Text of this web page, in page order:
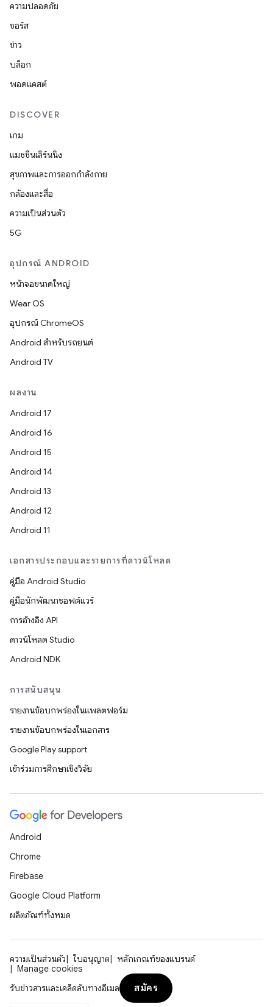
ความปลอดภัย
ซอร์ส
ข่าว
บล็อก
พอดแคสต์
DISCOVER
เกม
แมชชีนเลิร์นนิง
สุขภาพและการออกกำลังกาย
กล้องและสื่อ
ความเป็นส่วนตัว
5G
อุปกรณ์ ANDROID
หน้าจอขนาดใหญ่
Wear OS
อุปกรณ์ ChromeOS
Android สำหรับรถยนต์
Android TV
ผลงาน
Android 17
Android 16
Android 15
Android 14
Android 13
Android 12
Android 11
เอกสารประกอบและรายการที่ดาวน์โหลด
คู่มือ Android Studio
คู่มือนักพัฒนาซอฟต์แวร์
การอ้างอิง API
ดาวน์โหลด Studio
Android NDK
การสนับสนุน
รายงานข้อบกพร่องในแพลตฟอร์ม
รายงานข้อบกพร่องในเอกสาร
Google Play support
เข้าร่วมการศึกษาเชิงวิจัย
Android
Chrome
Firebase
Google Cloud Platform
ผลิตภัณฑ์ทั้งหมด
ความเป็นส่วนตัว ใบอนุญาต
หลักเกณฑ์ของแบรนด์
Manage cookies
รับข่าวสารและเคล็ดลับทางอีเมล
สมัคร